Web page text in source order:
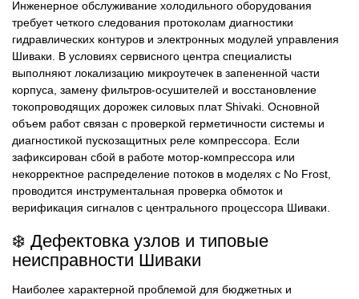
Инженерное обслуживание холодильного оборудования
требует четкого следования протоколам диагностики
гидравлических контуров и электронных модулей управления
Шиваки. В условиях сервисного центра специалисты
выполняют локализацию микроутечек в запененной части
корпуса, замену фильтров-осушителей и восстановление
токопроводящих дорожек силовых плат Shivaki. Основной
объем работ связан с проверкой герметичности системы и
диагностикой пускозащитных реле компрессора. Если
зафиксирован сбой в работе мотор-компрессора или
некорректное распределение потоков в моделях с No Frost,
проводится инструментальная проверка обмоток и
верификация сигналов с центрального процессора Шиваки.
❄️ Дефектовка узлов и типовые
неисправности Шиваки
Наиболее характерной проблемой для бюджетных и